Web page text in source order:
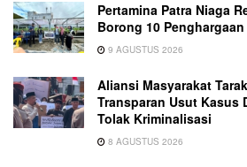
Pertamina Patra Niaga
Borong 10 Penghargaan
9 AGUSTUS 2026
Aliansi Masyarakat
Transparan Usut Kasus
Tolak Kriminalisasi
8 AGUSTUS 2026